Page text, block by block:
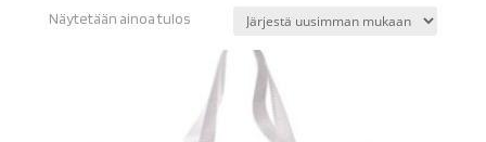
Näytetään ainoa tulos